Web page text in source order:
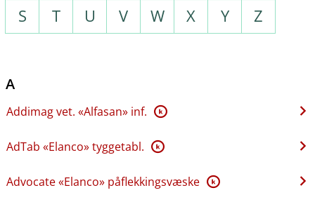
S
T U V W X Y Z
A
Addimag vet. «Alfasan» inf. K
AdTab «Elanco» tyggetabl. K
Advocate «Elanco» påflekkingsvæske K